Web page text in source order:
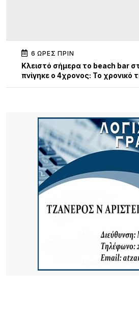
6 ΏΡΕΣ ΠΡΙΝ
Κλειστό σήμερα το beach bar
πνίγηκε ο 4χρονος: Το χρονικό
παράδοση, γεύσεις και
6 ΏΡΕΣ ΠΡΙΝ
Τρεις συλλήψεις σε Λέσβο και
πρόκληση πυρκαγιών από
7 ΏΡΕΣ ΠΡΙΝ
Καιρός: Ζέστη με 32 βαθμούς
έως 7 μποφόρ σήμερα 9/8
Αποκαθίσταται σταδιακά η